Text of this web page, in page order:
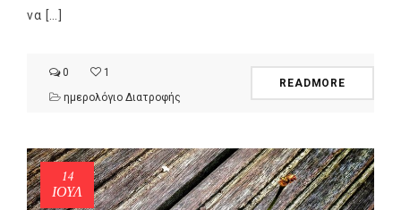
να […]
0
1
ημερολόγιο Διατροφής
READMORE
14
ΙΟΎΛ